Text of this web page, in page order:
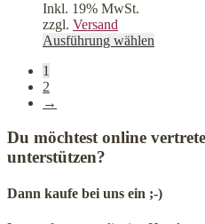
Inkl. 19% MwSt.
zzgl. Versand
Ausführung wählen
Die
der
1
2
→
Du möchtest online
unterstützen?
Dann kaufe bei uns ein ;-)